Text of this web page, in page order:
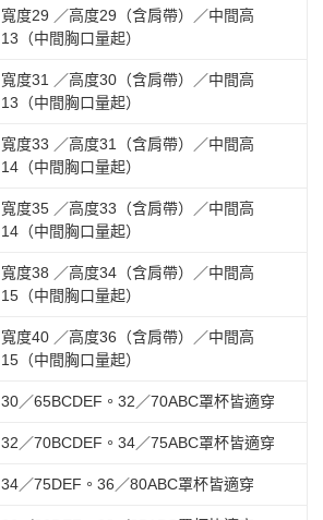
寬度29 ／高度29（含肩帶）／中間高
13（中間胸口量起）
寬度31 ／高度30（含肩帶）／中間高
13（中間胸口量起）
寬度33 ／高度31（含肩帶）／中間高
14（中間胸口量起）
寬度35 ／高度33（含肩帶）／中間高
14（中間胸口量起）
寬度38 ／高度34（含肩帶）／中間高
15（中間胸口量起）
寬度40 ／高度36（含肩帶）／中間高
15（中間胸口量起）
30／65BCDEF。32／70ABC罩杯皆適穿
32／70BCDEF。34／75ABC罩杯皆適穿
34／75DEF。36／80ABC罩杯皆適穿